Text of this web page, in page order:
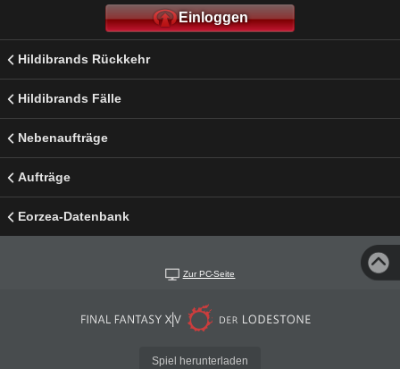
Einloggen
Hildibrands Rückkehr
Hildibrands Fälle
Nebenaufträge
Aufträge
Eorzea-Datenbank
Zur PC-Seite
Spiel herunterladen